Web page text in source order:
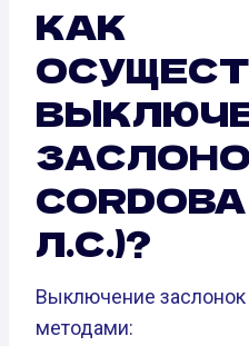
КАК
Л.С.)?
Выключение
методами: